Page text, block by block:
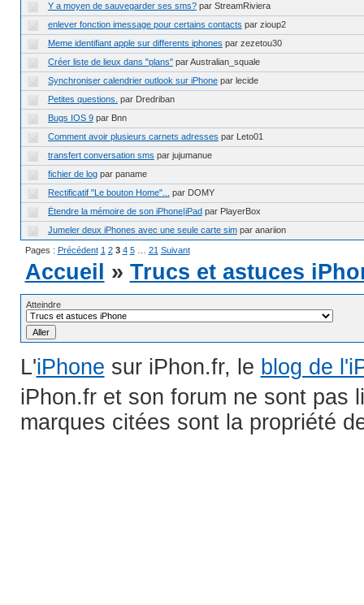
Y a moyen de sauvegarder ses sms? par StreamRiviera
enlever fonction imessage pour certains contacts par zioup2
Meme identifiant apple sur differents iphones par zezetou30
Créer liste de lieux dans "plans" par Australian_squale
Synchroniser calendrier outlook sur iPhone par lecide
Petites questions. par Dredriban
Bugs IOS 9 par Bnn
Comment avoir plusieurs carnets adresses par Leto01
transfert conversation sms par jujumanue
fichier de log par paname
Rectificatif "Le bouton Home"...
par DOMY
Étendre la mémoire de son iPhone|iPad par PlayerBox
Jumeler deux iPhones avec une seule carte sim par anariion
Pages : Précédent 1 2 3 4 5 21 Suivant
Accueil » Trucs et astuces
Atteindre
L'iPhone sur iPhon.fr, le blog de
iPhon.fr et son forum ne sont pas
marques citées sont la propriété